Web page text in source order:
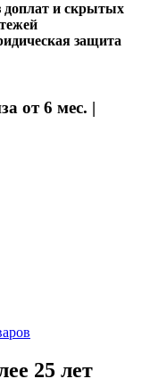
доплат и скрытых
защита
от 6 мес. |
25 лет